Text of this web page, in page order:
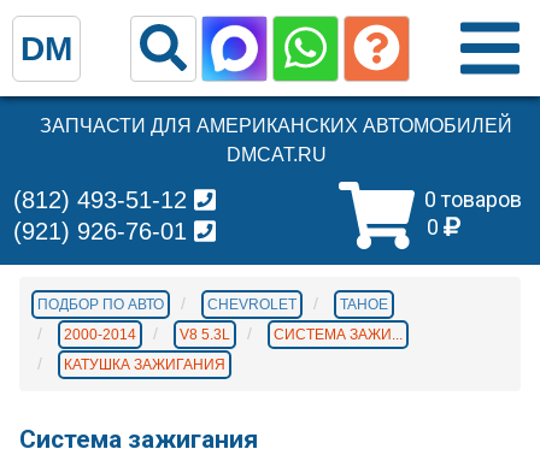
ЗАПЧАСТИ ДЛЯ АМЕРИКАНСКИХ АВТОМОБИЛЕЙ
DMCAT.RU
0 товаров
0
(812) 493-51-12
(921) 926-76-01
ПОДБОР ПО АВТО CHEVROLET
TAHOE
2000-2014
V8 5.3L
СИСТЕМА ЗАЖИ...
КАТУШКА ЗАЖИГАНИЯ
Система зажигания
DM